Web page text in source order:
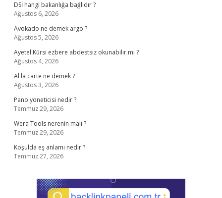
DSİ hangi bakanlığa bağlıdır ?
Ağustos 6, 2026
Avokado ne demek argo ?
Ağustos 5, 2026
Ayetel Kürsi ezbere abdestsiz okunabilir mi ?
Ağustos 4, 2026
Al la carte ne demek ?
Ağustos 3, 2026
Pano yöneticisi nedir ?
Temmuz 29, 2026
Wera Tools nerenin malı ?
Temmuz 29, 2026
Koşulda eş anlamı nedir ?
Temmuz 27, 2026